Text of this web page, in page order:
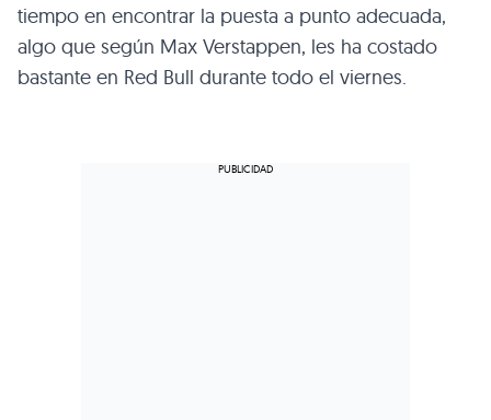
tiempo en encontrar la puesta a punto adecuada,
algo que según Max Verstappen, les ha costado
bastante en Red Bull durante todo el viernes.